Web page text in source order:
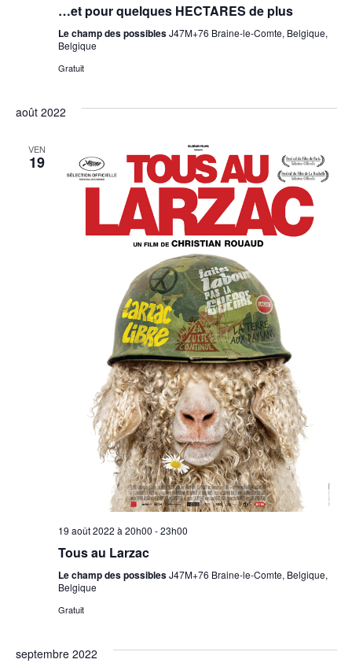
…et pour quelques HECTARES de plus
Le champ des possiblesJ47M+76 Braine-le-Comte, Belgique,
Belgique
Gratuit
août 2022
VEN
19
19 août 2022 à 20h00 -23h00
Tous au Larzac
Le champ des possiblesJ47M+76 Braine-le-Comte, Belgique,
Belgique
Gratuit
septembre 2022